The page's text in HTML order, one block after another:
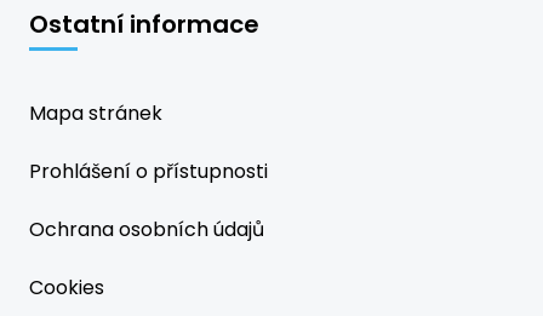
Ostatní informace
Mapa stránek
Prohlášení o přístupnosti
Ochrana osobních údajů
Cookies